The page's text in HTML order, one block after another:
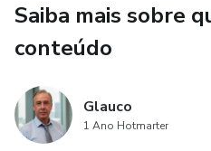
1. Diagnóstico Comercial
2. Estruturação do Processo
3. Pré-Vendas e Outbound
estratégico da empresa.
Saiba mais sobre
conteúdo
Glauco
1 Ano Hotmarter